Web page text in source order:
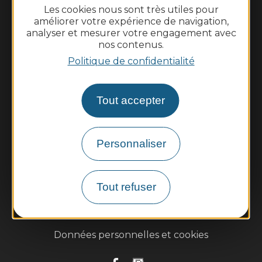
Les cookies nous sont très utiles pour
améliorer votre expérience de navigation,
analyser et mesurer votre engagement avec
nos contenus.
Politique de confidentialité
Tout accepter
Personnaliser
Tout refuser
Le lundi de 10h à 12h et le vendredi de 14h à 16h
Nous contacter
Météo
Données personnelles et cookies